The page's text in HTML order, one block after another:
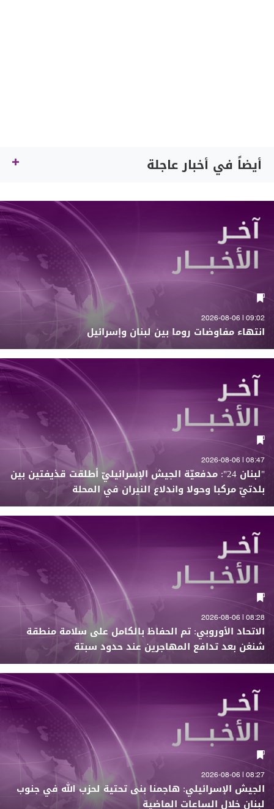
أيضاً في أخبار عاجلة
09:02 | 2026-08-06
انتهاء مفاوضات روما بين لبنان وإسرائيل
08:47 | 2026-08-06
"لبنان 24": مدفعيّة الجيش الإسرائيليّ أطلقت قذيفتين بين
بلدتيّ مركبا وحولا واندلاع النيران في المحلة
08:28 | 2026-08-06
الاتحاد الأوروبي: تم الحفاظ بالكامل على سلامة منطقة
شنغن بعد تدافع المهاجرين عند حدود سبتة
08:27 | 2026-08-06
الجيش الإسرائيلي: هاجمنا بنى تحتية لحزب الله في جنوب
لبنان خلال الساعات الماضية